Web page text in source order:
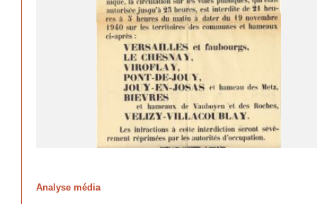
Analyse média